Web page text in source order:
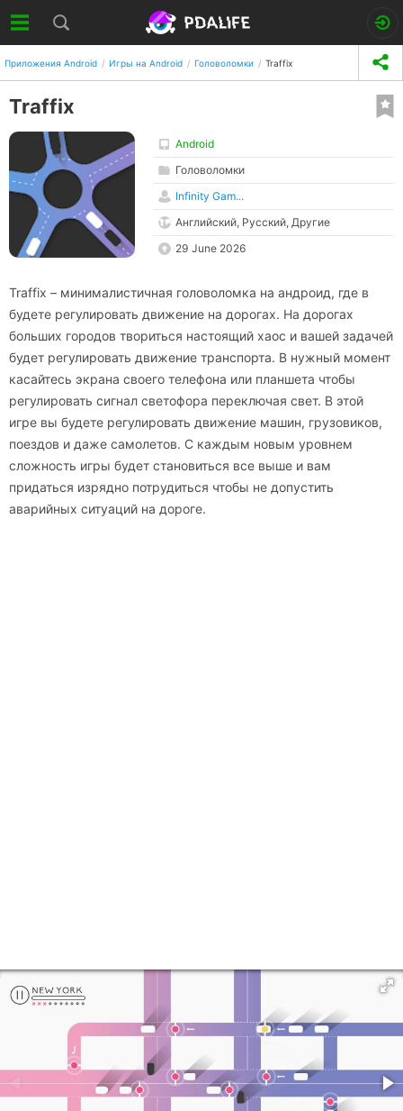
Приложения Android Игры на Android Головоломки Traffix
Traffix
Android
Головоломки
Infinity Gam...
Английский, Русский, Другие
29 June 2026
Traffix – минималистичная головоломка на андроид, где в
будете регулировать движение на дорогах. На дорогах
больших городов твориться настоящий хаос и вашей задачей
будет регулировать движение транспорта. В нужный момент
касайтесь экрана своего телефона или планшета чтобы
регулировать сигнал светофора переключая свет. В этой
игре вы будете регулировать движение машин, грузовиков,
поездов и даже самолетов. С каждым новым уровнем
сложность игры будет становиться все выше и вам
придаться изрядно потрудиться чтобы не допустить
аварийных ситуаций на дороге.